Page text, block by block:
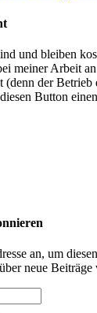
und bleiben
meiner Arbeit
(denn der Betrieb
Button
an, um
neue